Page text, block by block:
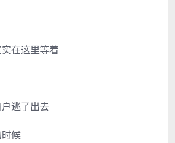
在这里等着
逃了出去
候